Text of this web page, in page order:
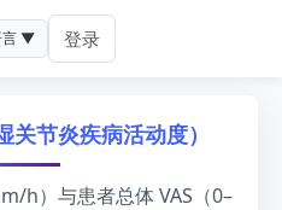
言 ▼ 登录
关节炎疾病活动度）
h）与患者总体 VAS（0–